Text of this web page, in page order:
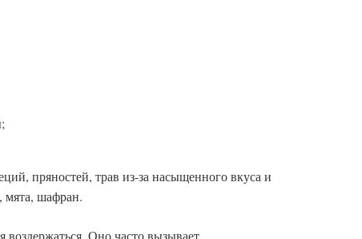
пряностей, трав из-за насыщенного вкуса и
мята, шафран.
Оно часто вызывает